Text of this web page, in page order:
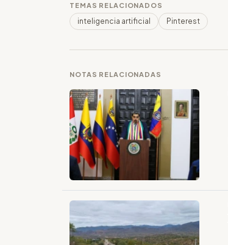
TEMAS RELACIONADOS
inteligencia artificial Pinterest
NOTAS RELACIONADAS